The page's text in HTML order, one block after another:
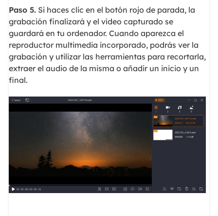
Paso 5.Si haces clic en el botón rojo de parada, la
grabación finalizará y el vídeo capturado se
guardará en tu ordenador. Cuando aparezca el
reproductor multimedia incorporado, podrás ver la
grabación y utilizar las herramientas para recortarla,
extraer el audio de la misma o añadir un inicio y un
final.